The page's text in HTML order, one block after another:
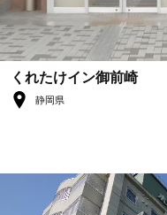
くれたけイン御前崎
静岡県